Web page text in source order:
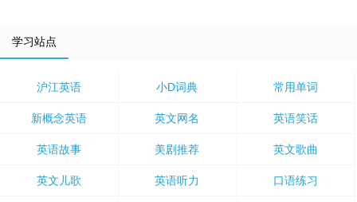
学习站点
沪江英语 小D词典 常用单词
新概念英语 英文网名 英语笑话
英语故事 美剧推荐 英文歌曲
英文儿歌 英语听力 口语练习